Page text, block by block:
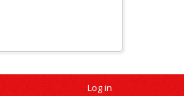
Log in